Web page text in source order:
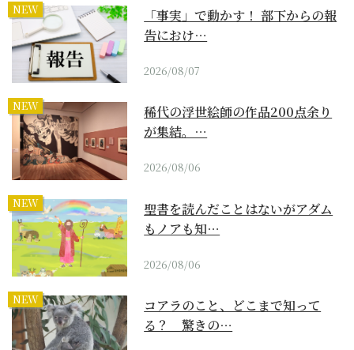
NEW
「事実」で動かす！ 部下からの報
告におけ…
2026/08/07
NEW
稀代の浮世絵師の作品200点余り
が集結。…
2026/08/06
NEW
聖書を読んだことはないがアダム
もノアも知…
2026/08/06
NEW
コアラのこと、どこまで知って
る？ 驚きの…